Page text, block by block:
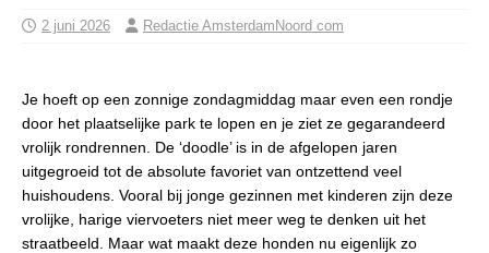
2 juni 2026 Redactie AmsterdamNoord com
Je hoeft op een zonnige zondagmiddag maar even een rondje
door het plaatselijke park te lopen en je ziet ze gegarandeerd
vrolijk rondrennen. De ‘doodle’ is in de afgelopen jaren
uitgegroeid tot de absolute favoriet van ontzettend veel
huishoudens. Vooral bij jonge gezinnen met kinderen zijn deze
vrolijke, harige viervoeters niet meer weg te denken uit het
straatbeeld. Maar wat maakt deze honden nu eigenlijk zo